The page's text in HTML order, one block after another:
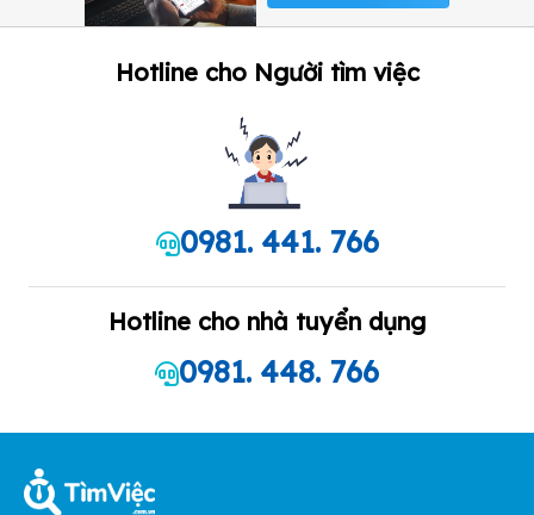
Hotline cho Người tìm việc
0981. 441. 766
Hotline cho nhà tuyển dụng
0981. 448. 766